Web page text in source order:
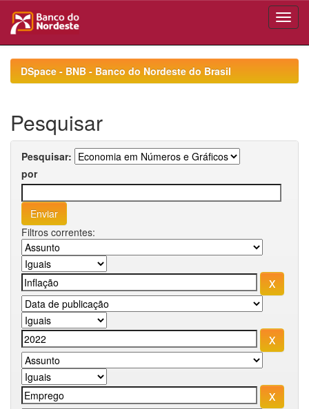
navigationDSpace - BNB - Banco do Nordeste do Brasil
Pesquisar
Pesquisar:
por
Filtros correntes: